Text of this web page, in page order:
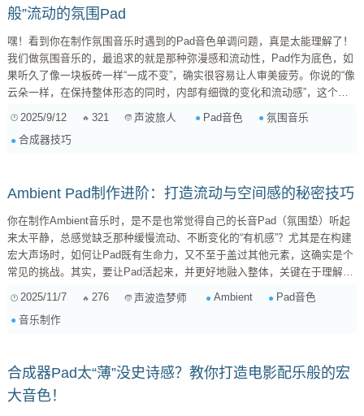
般”流动的氛围Pad
嘿！看到你在制作氛围音乐时遇到的Pad音色单调问题，真是太能理解了！
我们做氛围音乐的，最追求的就是那种弥漫感和流动性，Pad作为底色，如
果听久了像一块板砖一样“一成不变”，确实很容易让人审美疲劳。你说的“像
云朵一样，在保持整体形态的同时，内部有细微的变化和流动感”，这个比
迟，确实只能提供空间感和时间的延续，但Pad音色本身的“生命力”还是要
从它的源头和处理上找补。别担心，即使是“简单的合成器”，通过一些巧妙
2025/9/12 321 声波旅人 Pad音色
氛围音乐
合成器技巧
Ambient Pad制作进阶：打造流动与空间感的秘密技巧
你在制作Ambient音乐时，是不是也常觉得自己的长音Pad（氛围垫）听起
来太平静，总感觉缺乏那种缓慢流动、不断变化的“有机感”？尤其是在构建
宏大声场时，如何让Pad既有生命力，又不至于盖过其他元素，这确实是个
常见的挑战。其实，要让Pad活起来，并更好地融入整体，关键在于理解并
技巧，希望能帮助你打造出更宏大、更有生命力的Ambient Pad音色。 一、
Pad内部的“生命力”：告别静态，拥抱变化 让Pad摆脱“静止”的标签，秘诀在
2025/11/7 276 声波造梦师 Ambient
Pad音色
音乐制作
合成器Pad太“薄”没史诗感？教你打造电影配乐般的宏
大音色！